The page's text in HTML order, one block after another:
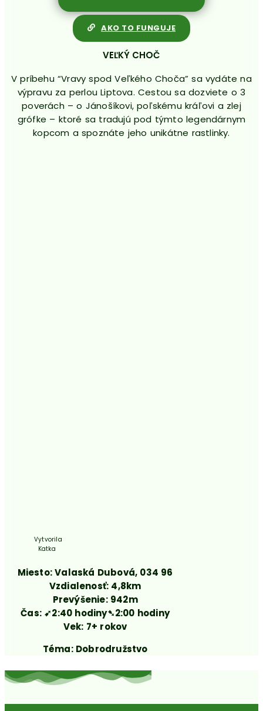
AKO TO FUNGUJE
VEĽKÝ CHOČ
V príbehu “Vravy spod Veľkého Choča” sa vydáte na
výpravu za perlou Liptova. Cestou sa dozviete o 3
poverách – o Jánošíkovi, poľskému kráľovi a zlej
grófke – ktoré sa tradujú pod týmto legendárnym
kopcom a spoznáte jeho unikátne rastlinky.
Vytvorila
Katka
Miesto: Valaská Dubová, 034 96
Vzdialenosť: 4,8km
Prevýšenie: 942m
Čas: ➹2:40 hodiny➷2:00 hodiny
Vek: 7+ rokov
Téma: Dobrodružstvo